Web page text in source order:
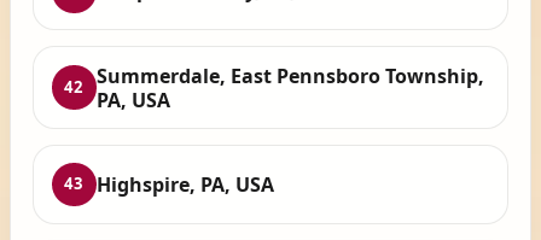
42
Summerdale, East Pennsboro Township,
PA, USA
43 Highspire, PA, USA